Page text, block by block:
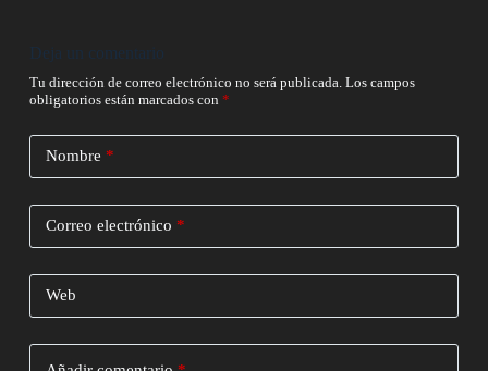
Deja un comentario
Tu dirección de correo electrónico no será publicada. Los campos
obligatorios están marcados con *
Nombre *
Correo electrónico *
Web